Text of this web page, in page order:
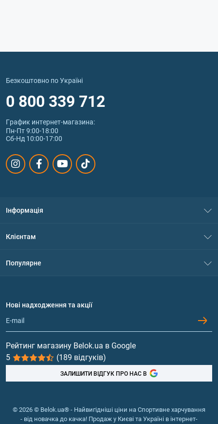
Безкоштовно по Україні
0 800 339 712
График интернет‑магазина:
Пн-Пт 9:00-18:00
Сб-Нд 10:00-17:00
Інформація
Політика конфіденційності
Обмін та повернення
Клієнтам
Популярне
Протеїн
Гейнери
Вітаміни та мінерали
Риб'ячий жир, жирні кислоти
Нові надходження та акції
Рейтинг магазину Belok.ua в Google
5
(189 відгуків)
ЗАЛИШИТИ ВІДГУК ПРО НАС В
© 2026 © Belok.ua® - Найвигідніші ціни на Спортивне харчування
- від новачка до качка! Продаж у Києві та Україні в інтернет-